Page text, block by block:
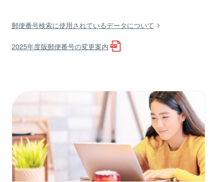
郵便番号検索に使用されているデータについて
2025年度版郵便番号の変更案内